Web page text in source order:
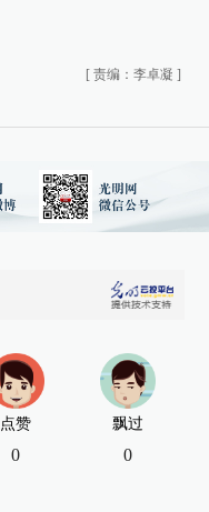
[ 责编：李卓凝 ]
点赞
0
飘过
0